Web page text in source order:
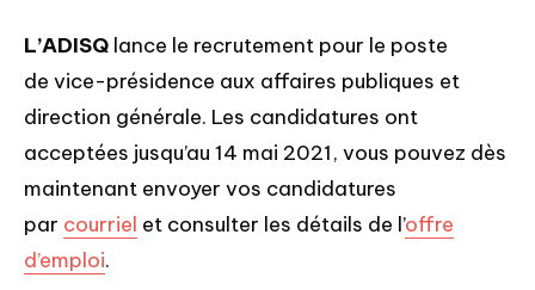
L’ADISQ lance le recrutement pour le poste
de vice-présidence aux affaires publiques et
direction générale. Les candidatures ont
acceptées jusqu’au 14 mai 2021, vous pouvez dès
maintenant envoyer vos candidatures
par courriel et consulter les détails de l’offre
d’emploi.